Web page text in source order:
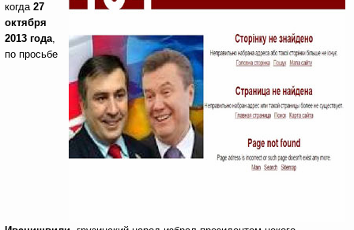
когда 27
октября
2013 года,
по просьбе